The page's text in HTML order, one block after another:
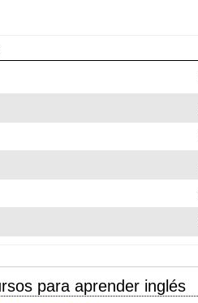
para aprender inglés